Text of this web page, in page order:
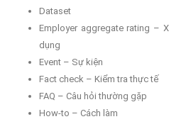
Dataset
Employer aggregate rating –
dụng
Event – Sự kiện
Fact check – Kiểm tra thực tế
FAQ – Câu hỏi thường gặp
How-to – Cách làm